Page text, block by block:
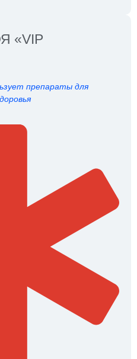
«VIP
препараты для